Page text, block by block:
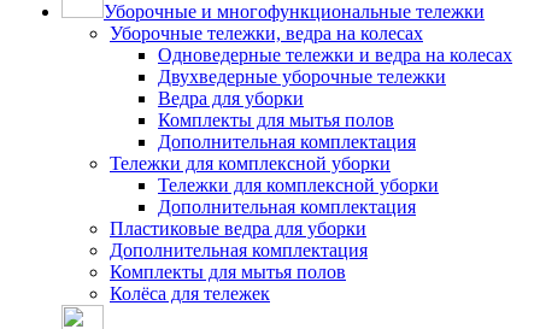
Уборочные и многофункциональные тележки
Уборочные тележки, ведра на колесах
Одноведерные тележки и ведра на колесах
Двухведерные уборочные тележки
Ведра для уборки
Комплекты для мытья полов
Дополнительная комплектация
Тележки для комплексной уборки
Тележки для комплексной уборки
Дополнительная комплектация
Пластиковые ведра для уборки
Дополнительная комплектация
Комплекты для мытья полов
Колёса для тележек